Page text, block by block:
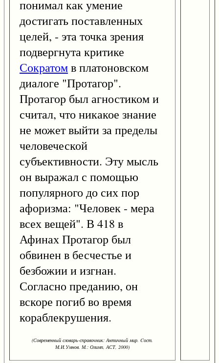
понимал как умение
достигать поставленных
целей, - эта точка зрения
подвергнута критике
Сократомв платоновском
диалоге "Протагор".
Протагор был агностиком и
считал, что никакое знание
не может выйти за пределы
человеческой
субъективности. Эту мысль
он выражал с помощью
популярного до сих пор
афоризма: "Человек - мера
всех вещей". В 418 в
Афинах Протагор был
обвинен в бесчестье и
безбожии и изгнан.
Согласно преданию, он
вскоре погиб во время
кораблекрушения.
(Современный словарь-справочник: Античный мир. Cост.
М.И.Умнов. М.: Олимп, АСТ, 2000)